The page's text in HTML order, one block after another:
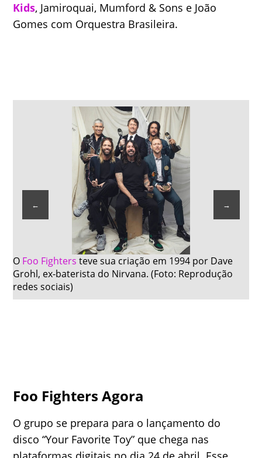
Kids, Jamiroquai, Mumford & Sons e João
Gomes com Orquestra Brasileira.
O Foo Fighters teve sua criação em 1994 por Dave
Grohl, ex-baterista do Nirvana. (Foto: Reprodução
redes sociais)
← →
Foo Fighters Agora
O grupo se prepara para o lançamento do
disco “Your Favorite Toy” que chega nas